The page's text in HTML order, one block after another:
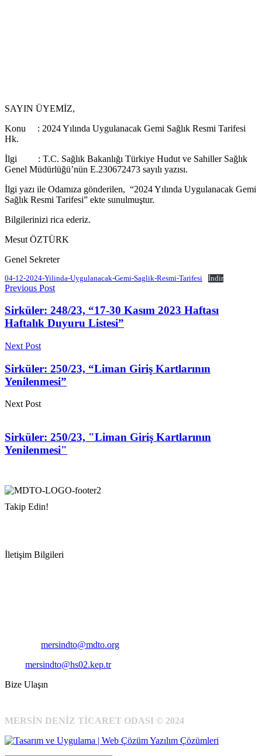
SAYIN ÜYEMİZ,
Konu : 2024 Yılında Uygulanacak Gemi Sağlık Resmi Tarifesi
Hk.
İlgi : T.C. Sağlık Bakanlığı Türkiye Hudut ve Sahiller Sağlık
Genel Müdürlüğü’nün E.230672473 sayılı yazısı.
İlgi yazı ile Odamıza gönderilen, “2024 Yılında Uygulanacak Gemi
Sağlık Resmi Tarifesi” ekte sunulmuştur.
Bilgilerinizi rica ederiz.
Mesut ÖZTÜRK
Genel Sekreter
04-12-2024-Yilinda-Uygulanacak-Gemi-Saglik-Resmi-Tarifesi İndir
Previous Post
Sirküler: 248/23, “17-30 Kasım 2023 Haftası
Haftalık Duyuru Listesi”
Next Post
Sirküler: 250/23, “Liman Giriş Kartlarının
Yenilenmesi”
Next Post
Sirküler: 250/23, "Liman Giriş Kartlarının
Yenilenmesi"
Takip Edin!
İletişim Bilgileri
mersindto@mdto.org
mersindto@hs02.kep.tr
Bize Ulaşın
MERSİN DENİZ TİCARET ODASI © 2024